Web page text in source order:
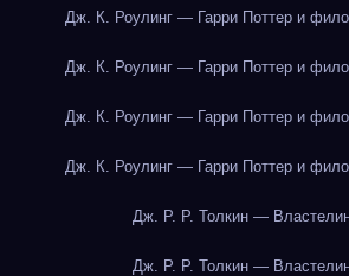
Дж. К. Роулинг — Гарри Поттер и
Дж. К. Роулинг — Гарри Поттер и
Дж. К. Роулинг — Гарри Поттер и
Дж. К. Роулинг — Гарри Поттер и
Дж. Р. Р. Толкин —
Дж. Р. Р. Толкин —